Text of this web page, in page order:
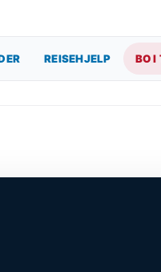
REISEHJELP BO I